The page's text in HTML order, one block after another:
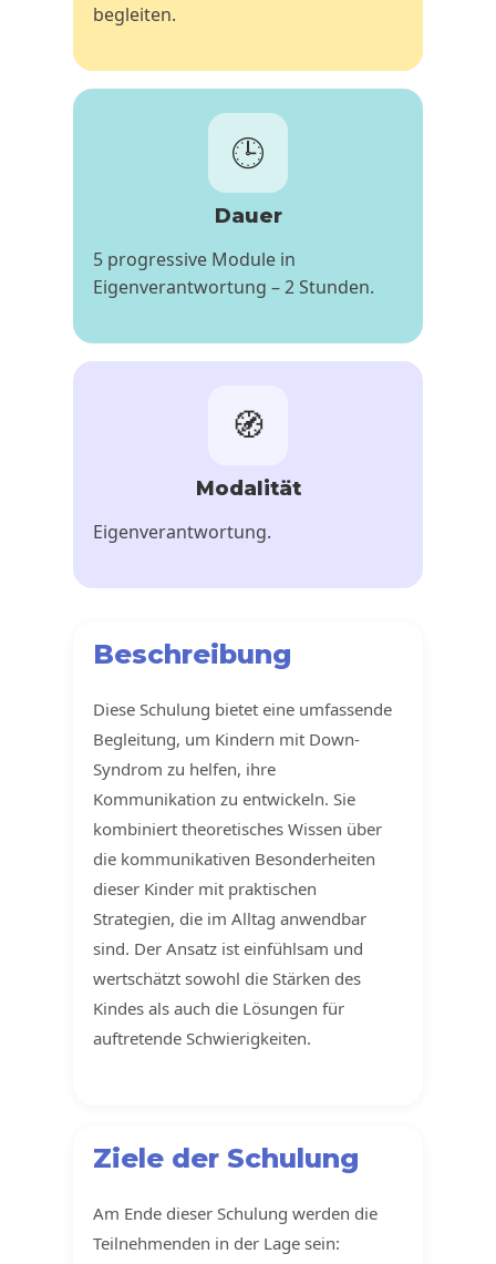
begleiten.
🕒
Dauer
5 progressive Module in
Eigenverantwortung – 2 Stunden.
🧭
Modalität
Eigenverantwortung.
Beschreibung
Diese Schulung bietet eine umfassende
Begleitung, um Kindern mit Down-
Syndrom zu helfen, ihre
Kommunikation zu entwickeln. Sie
kombiniert theoretisches Wissen über
die kommunikativen Besonderheiten
dieser Kinder mit praktischen
Strategien, die im Alltag anwendbar
sind. Der Ansatz ist einfühlsam und
wertschätzt sowohl die Stärken des
Kindes als auch die Lösungen für
auftretende Schwierigkeiten.
Ziele der Schulung
Am Ende dieser Schulung werden die
Teilnehmenden in der Lage sein: